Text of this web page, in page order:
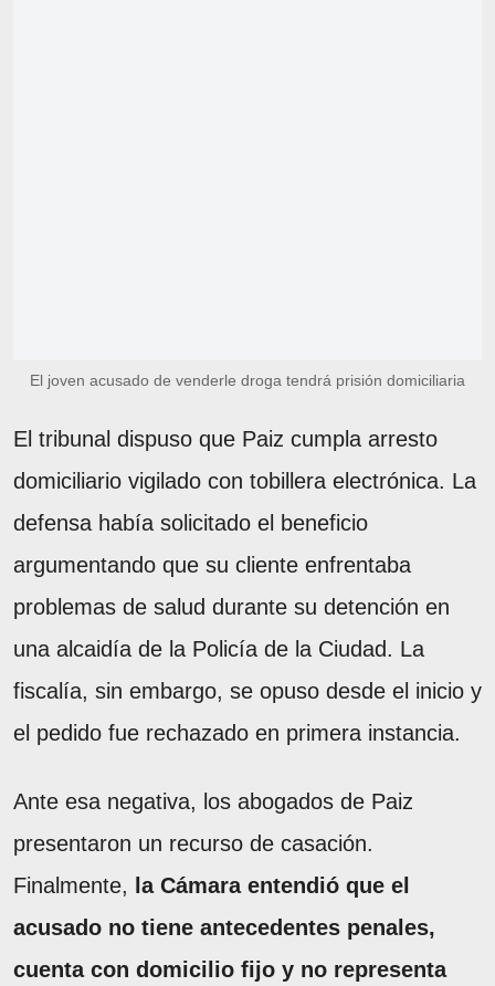
El joven acusado de venderle droga tendrá prisión domiciliaria
El tribunal dispuso que Paiz cumpla arresto
domiciliario vigilado con tobillera electrónica. La
defensa había solicitado el beneficio
argumentando que su cliente enfrentaba
problemas de salud durante su detención en
una alcaidía de la Policía de la Ciudad. La
fiscalía, sin embargo, se opuso desde el inicio y
el pedido fue rechazado en primera instancia.
Ante esa negativa, los abogados de Paiz
presentaron un recurso de casación.
Finalmente,
la Cámara entendió que el
acusado no tiene antecedentes penales,
cuenta con domicilio fijo y no representa